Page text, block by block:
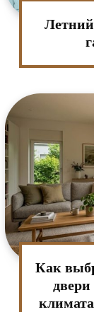
Как